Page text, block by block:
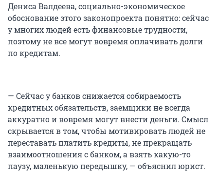
Дениса Валдеева, социально-экономическое
обоснование этого законопроекта понятно: сейчас
у многих людей есть финансовые трудности,
поэтому не все могут вовремя оплачивать долги
по кредитам.
— Сейчас у банков снижается собираемость
кредитных обязательств, заемщики не всегда
аккуратно и вовремя могут внести деньги. Смысл
скрывается в том, чтобы мотивировать людей не
переставать платить кредиты, не прекращать
взаимоотношения с банком, а взять какую-то
паузу, маленькую передышку, — объяснил юрист.